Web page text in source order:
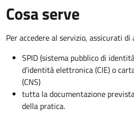
Cosa serve
Per accedere al servizio, assicurati di
SPID (sistema pubblico di
d’identità elettronica (CIE) o
(CNS)
tutta la documentazione
della pratica.